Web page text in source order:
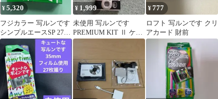
¥5,320
フジカラー 写ルンです
シンプルエースSP 27枚
撮 2セット
¥1,999
未使用 写ルンです
PREMIUM KIT Ⅱ ケー
ス カバー
¥777
ロフト 写ルンです クリ
アカード 財前